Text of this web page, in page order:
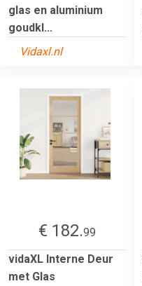
glas en aluminium
goudkl...
Vidaxl.nl
€ 182.99
vidaXL Interne Deur
met Glas